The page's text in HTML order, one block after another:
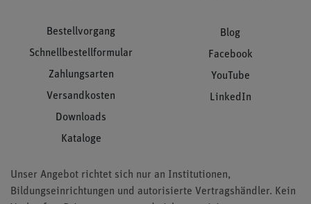
Bestellvorgang
Schnellbestellformular
Zahlungsarten
Versandkosten
Downloads
Kataloge
Blog
Facebook
YouTube
LinkedIn
Unser Angebot richtet sich nur an Institutionen,
Bildungseinrichtungen und autorisierte Vertragshändler. Kein